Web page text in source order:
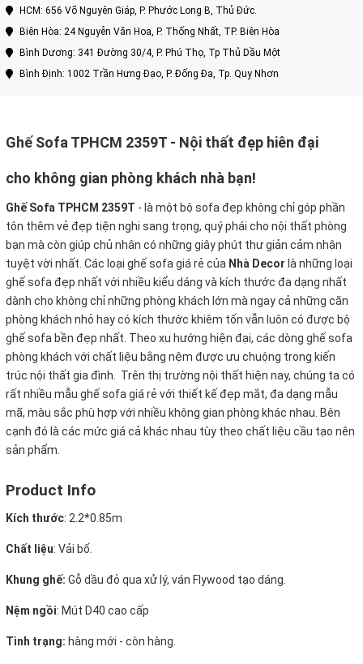
HCM: 656 Võ Nguyên Giáp, P. Phước Long B, Thủ Đức.
Biên Hòa: 24 Nguyễn Văn Hoa, P. Thống Nhất, TP. Biên Hòa
Bình Dương: 341 Đường 30/4, P. Phú Thọ, Tp Thủ Dầu Một
Bình Định: 1002 Trần Hưng Đạo, P. Đống Đa, Tp. Quy Nhơn
Ghế Sofa TPHCM 2359T - Nội thất đẹp hiên đại
cho không gian phòng khách nhà bạn!
Ghế Sofa TPHCM 2359T - là một bộ sofa đẹp không chỉ góp phần
tôn thêm vẻ đẹp tiện nghi sang trọng, quý phái cho nội thất phòng
bạn mà còn giúp chủ nhân có những giây phút thư giản cảm nhận
tuyệt vời nhất. Các loại ghế sofa giá rẻ của Nhà Decor là những loại
ghế sofa đẹp nhất với nhiều kiểu dáng và kích thước đa dạng nhất
dành cho không chỉ những phòng khách lớn mà ngay cả những căn
phòng khách nhỏ hay có kích thước khiêm tốn vẫn luôn có được bộ
ghế sofa bền đẹp nhất. Theo xu hướng hiện đại, các dòng ghế sofa
phòng khách với chất liệu bằng nệm được ưu chuộng trong kiến
trúc nội thất gia đình. Trên thị trường nội thất hiện nay, chúng ta có
rất nhiều mẫu ghế sofa giá rẻ với thiết kế đẹp mắt, đa dạng mẫu
mã, màu sắc phù hợp với nhiều không gian phòng khác nhau. Bên
cạnh đó là các mức giá cả khác nhau tùy theo chất liệu cầu tạo nên
sản phẩm.
Product Info
Kích thước: 2.2*0.85m
Chất liệu: Vải bố.
Khung ghế: Gỗ dầu đỏ qua xử lý, ván Flywood tạo dáng.
Nệm ngồi: Mút D40 cao cấp
Tình trạng: hàng mới - còn hàng.